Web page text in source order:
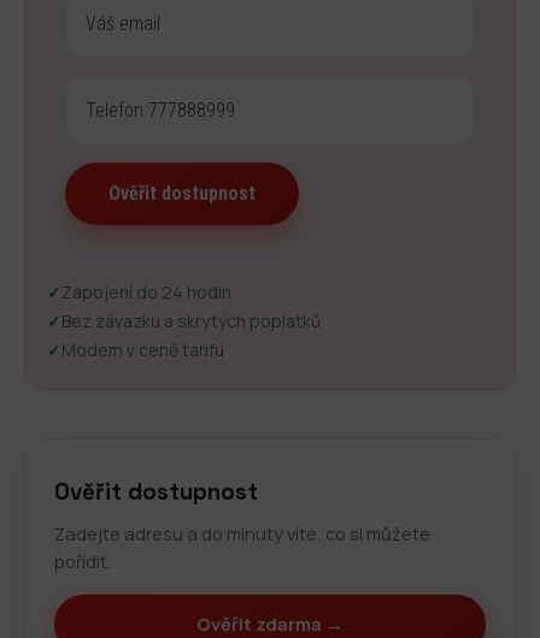
✓Zapojení do 24 hodin
✓Bez závazku a skrytých poplatků
✓Modem v ceně tarifu
Ověřit dostupnost
Zadejte adresu a do minuty víte, co si můžete
pořídit.
Ověřit zdarma →